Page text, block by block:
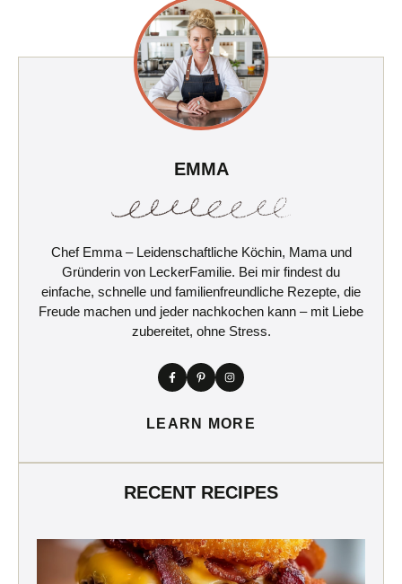
EMMA
Chef Emma – Leidenschaftliche Köchin, Mama und
Gründerin von LeckerFamilie. Bei mir findest du
einfache, schnelle und familienfreundliche Rezepte, die
Freude machen und jeder nachkochen kann – mit Liebe
zubereitet, ohne Stress.
LEARN MORE
RECENT RECIPES